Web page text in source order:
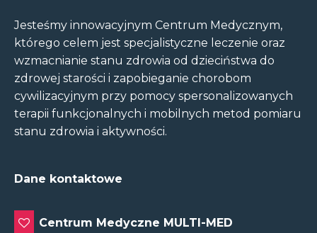
Jesteśmy innowacyjnym Centrum Medycznym,
którego celem jest specjalistyczne leczenie oraz
wzmacnianie stanu zdrowia od dzieciństwa do
zdrowej starości i zapobieganie chorobom
cywilizacyjnym przy pomocy spersonalizowanych
terapii funkcjonalnych i mobilnych metod pomiaru
stanu zdrowia i aktywności.
Dane kontaktowe
Centrum Medyczne MULTI-MED